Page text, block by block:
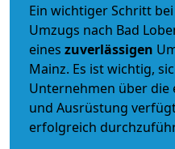
Ein wichtiger Schritt
Umzugs nach Bad
eines zuverlässigen
Mainz. Es ist wichtig,
Unternehmen über
und Ausrüstung
erfolgreich